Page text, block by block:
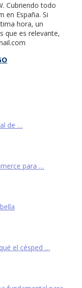
Cubriendo todo
en España. Si
hora, un
que es relevante,
de …
para …
el césped …